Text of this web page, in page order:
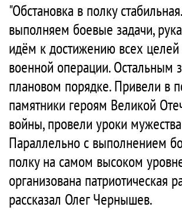
"Обстановка в полку
выполняем боевые задачи,
идём к достижению всех
военной операции. Остальным
плановом порядке. Привели в
памятники героям Великой
войны, провели уроки
Параллельно с выполнением
полку на самом высоком
организована патриотическая
рассказал Олег Чернышев.